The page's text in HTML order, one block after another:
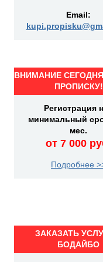
Email:
ВНИМАНИЕ
ПРОПИСКУ!
Регистрация
минимальный
мес.
от 7 000
Подробнее
ЗАКАЗАТЬ
БОДАЙБО